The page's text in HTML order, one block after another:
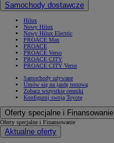
Samochody dostawcze
Hilux
Nowy Hilux
Nowy Hilux Electric
PROACE Max
PROACE
PROACE Verso
PROACE CITY
PROACE CITY Verso
Samochody używane
Umów się na jazdę testową
Zobacz wszystkie cenniki
Konfiguruj swoją Toyotę
Oferty specjalne i Finansowanie
Oferty specjalne i Finansowanie
Aktualne oferty